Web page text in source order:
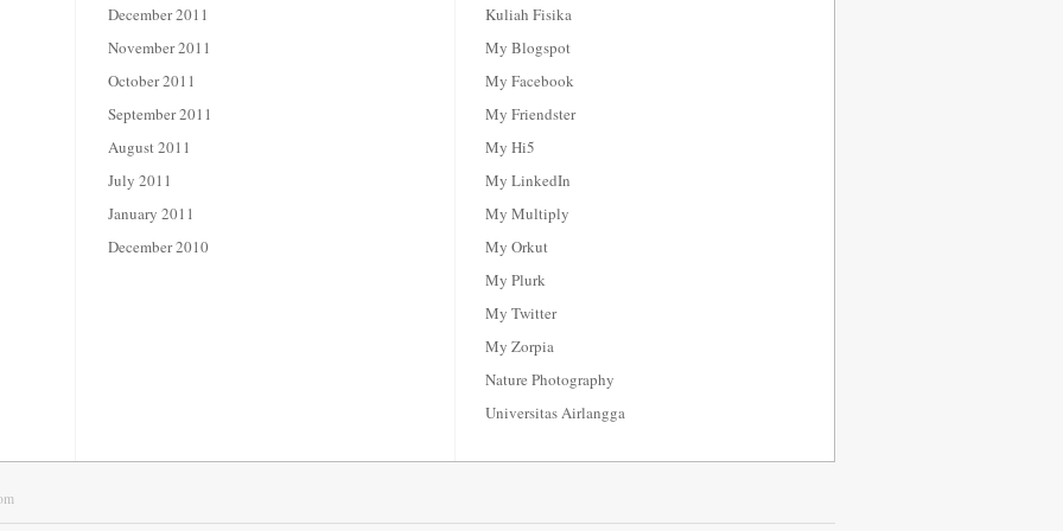
December 2011
November 2011
October 2011
September 2011
August 2011
July 2011
January 2011
December 2010
Kuliah Fisika
My Blogspot
My Facebook
My Friendster
My Hi5
My LinkedIn
My Multiply
My Orkut
My Plurk
My Twitter
My Zorpia
Nature Photography
Universitas Airlangga